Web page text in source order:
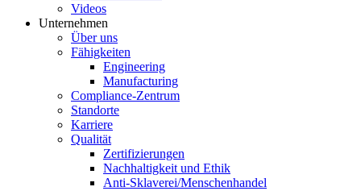
Videos
Unternehmen
Über uns
Fähigkeiten
Engineering
Manufacturing
Compliance-Zentrum
Standorte
Karriere
Qualität
Zertifizierungen
Nachhaltigkeit und Ethik
Anti-Sklaverei/Menschenhandel